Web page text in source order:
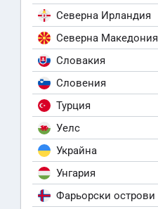
Северна Ирландия
Северна Македония
Словакия
Словения
Турция
Уелс
Украйна
Унгария
Фарьорски острови